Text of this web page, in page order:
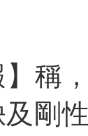
】稱
剛